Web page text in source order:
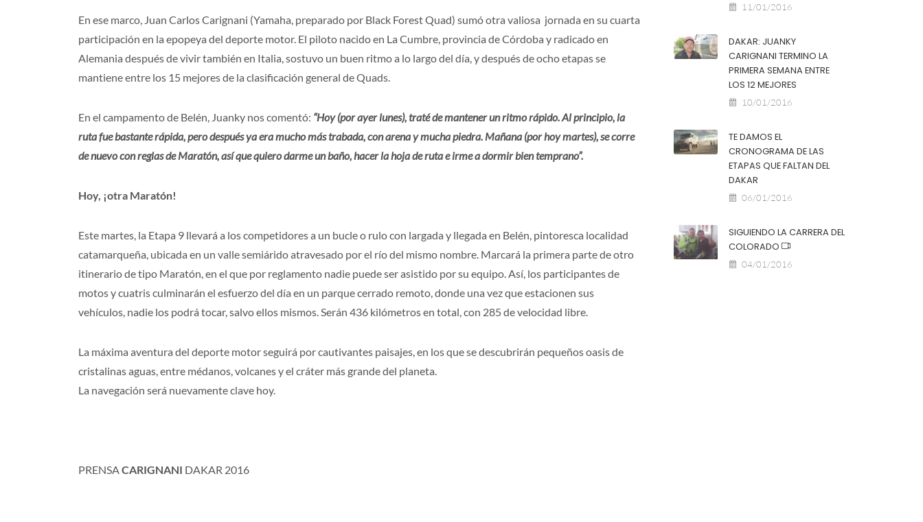
En ese marco, Juan Carlos Carignani (Yamaha, preparado por Black Forest Quad) sumó otra valiosa jornada en su cuarta
participación en la epopeya del deporte motor. El piloto nacido en La Cumbre, provincia de Córdoba y radicado en
Alemania después de vivir también en Italia, sostuvo un buen ritmo a lo largo del día, y después de ocho etapas se
mantiene entre los 15 mejores de la clasificación general de Quads.
En el campamento de Belén, Juanky nos comentó: “Hoy (por ayer lunes), traté de mantener un ritmo rápido. Al principio, la
ruta fue bastante rápida, pero después ya era mucho más trabada, con arena y mucha piedra. Mañana (por hoy martes), se corre
de nuevo con reglas de Maratón, así que quiero darme un baño, hacer la hoja de ruta e irme a dormir bien temprano”.
Hoy, ¡otra Maratón!
Este martes, la Etapa 9 llevará a los competidores a un bucle o rulo con largada y llegada en Belén, pintoresca localidad
catamarqueña, ubicada en un valle semiárido atravesado por el río del mismo nombre. Marcará la primera parte de otro
itinerario de tipo Maratón, en el que por reglamento nadie puede ser asistido por su equipo. Así, los participantes de
motos y cuatris culminarán el esfuerzo del día en un parque cerrado remoto, donde una vez que estacionen sus
vehículos, nadie los podrá tocar, salvo ellos mismos. Serán 436 kilómetros en total, con 285 de velocidad libre.
La máxima aventura del deporte motor seguirá por cautivantes paisajes, en los que se descubrirán pequeños oasis de
cristalinas aguas, entre médanos, volcanes y el cráter más grande del planeta.
La navegación será nuevamente clave hoy.
PRENSA CARIGNANI DAKAR 2016
11/01/2016
DAKAR: JUANKY
CARIGNANI TERMINO LA
PRIMERA SEMANA ENTRE
LOS 12 MEJORES
10/01/2016
TE DAMOS EL
CRONOGRAMA DE LAS
ETAPAS QUE FALTAN DEL
DAKAR
06/01/2016
SIGUIENDO LA CARRERA DEL
COLORADO
04/01/2016